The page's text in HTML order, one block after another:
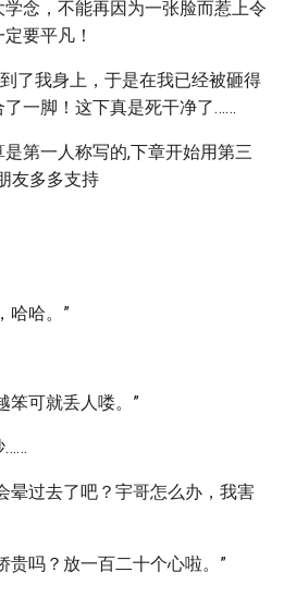
念，不能再因为一张脸而惹上令
要平凡！
了我身上，于是在我已经被砸得
一脚！这下真是死干净了……
第一人称写的,下章开始用第三
友多多支持
哈哈。”
笨可就丢人喽。”
……
晕过去了吧？宇哥怎么办，我害
贵吗？放一百二十个心啦。”